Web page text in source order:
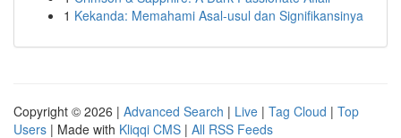
1 Kekanda: Memahami Asal-usul dan Signifikansinya
Copyright © 2026 | Advanced Search | Live | Tag Cloud | Top
Users | Made with Kliqqi CMS | All RSS Feeds